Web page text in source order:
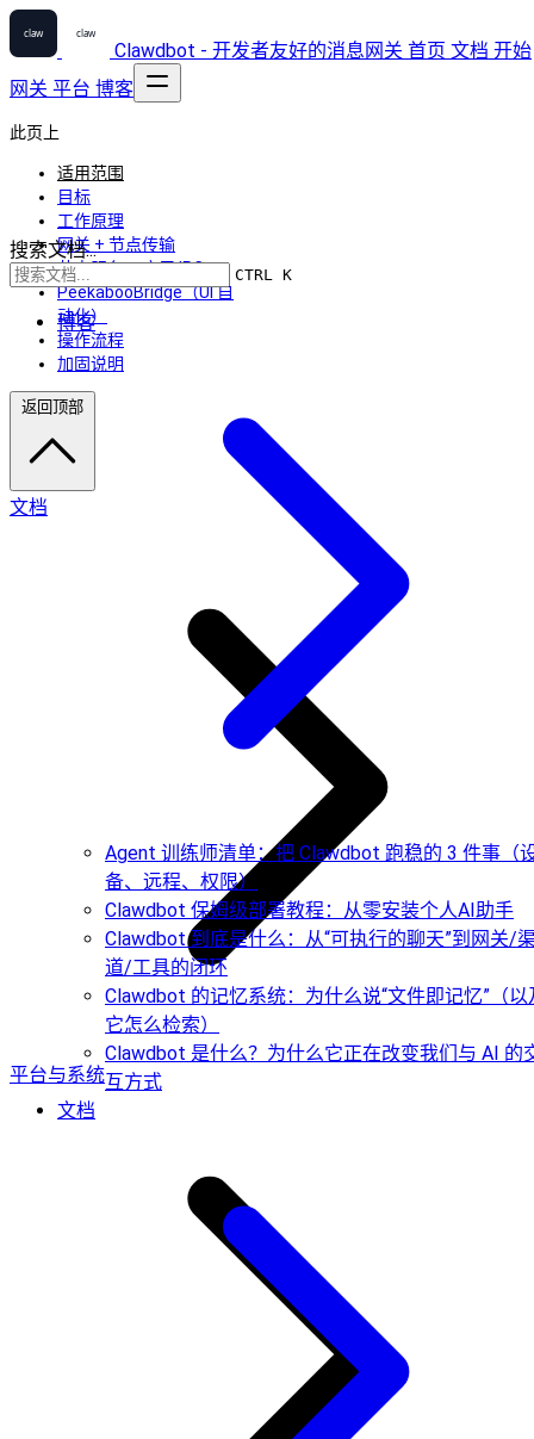
Clawdbot - 开发者友好的消息网关 首页 文档 开始
网关 平台 博客
搜索文档...
CTRL K
博客
Agent 训练师清单：把 Clawdbot 跑稳的 3 件事（
备、远程、权限）
Clawdbot 保姆级部署教程：从零安装个人AI助手
Clawdbot 到底是什么：从“可执行的聊天”到网关/
道/工具的闭环
Clawdbot 的记忆系统：为什么说“文件即记忆”（以
它怎么检索）
Clawdbot 是什么？为什么它正在改变我们与 AI 的
互方式
文档
此页上
适用范围
目标
工作原理
网关 + 节点传输
节点服务 + 应用 IPC
PeekabooBridge（UI 自
动化）
操作流程
加固说明
返回顶部
文档
平台与系统